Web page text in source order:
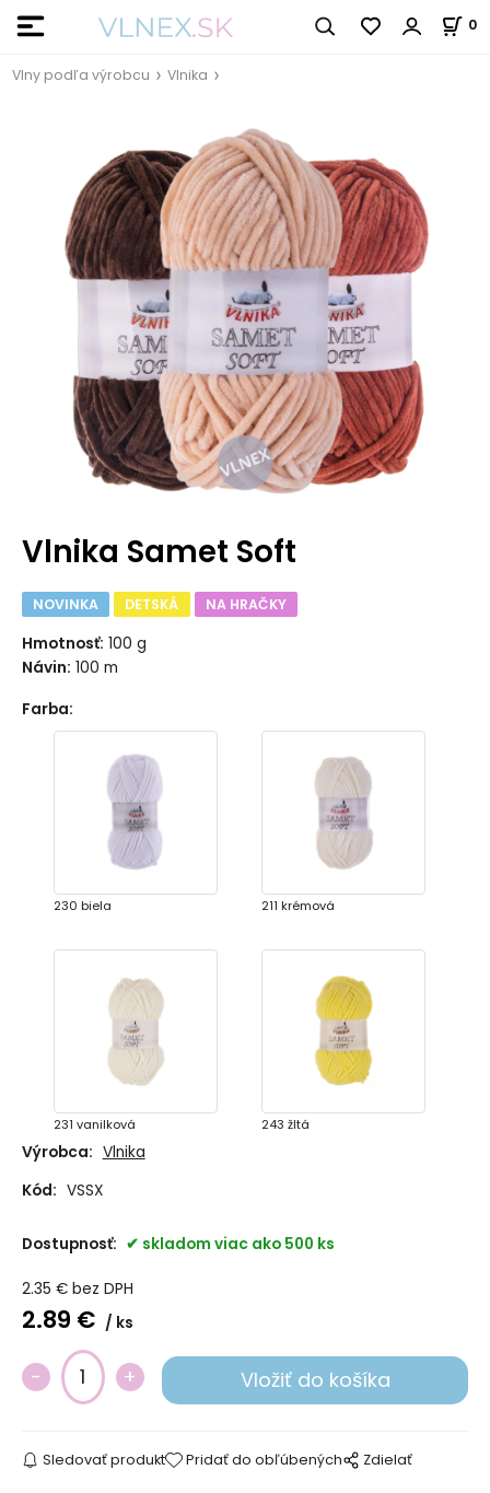
0
Vlny podľa výrobcu Vlnika
Vlnika Samet Soft
NOVINKA DETSKÁ NA HRAČKY
Hmotnosť: 100 g
Návin: 100 m
Farba:
230 biela 211 krémová
231 vanilková 243 žltá
Výrobca: Vlnika
Kód: VSSX
Dostupnosť: skladom viac ako 500 ks
2.35 € bez DPH
2.89 € ks
Sledovať produkt Pridať do obľúbených Zdielať